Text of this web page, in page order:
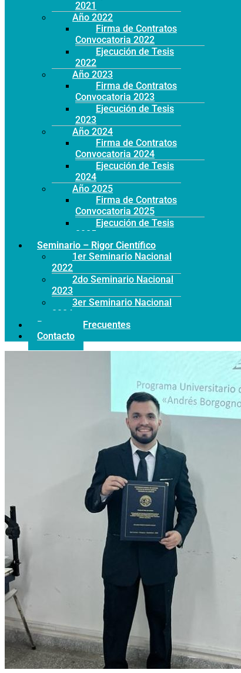
2021
Año 2022
Firma de Contratos
Convocatoria 2022
Ejecución de Tesis
2022
Año 2023
Firma de Contratos
Convocatoria 2023
Ejecución de Tesis
2023
Año 2024
Firma de Contratos
Convocatoria 2024
Ejecución de Tesis
2024
Año 2025
Firma de Contratos
Convocatoria 2025
Ejecución de Tesis
2025
Seminario – Rigor Científico
1er Seminario Nacional
2022
2do Seminario Nacional
2023
3er Seminario Nacional
2024
Preguntas Frecuentes
Contacto